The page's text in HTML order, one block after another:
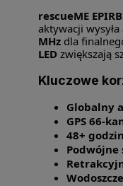
rescueME
aktywacji
MHzdla
LEDzwiększają
Kluczowe
Globalny
GPS 66-
48+ godzin
Podwójne